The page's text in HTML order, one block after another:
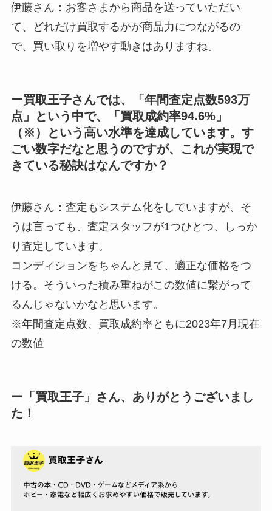
伊藤さん：お客さまから商品を送っていただい
て、どれだけ買取するかが商品力につながるの
で、買い取りを増やす動きはありますね。
ー買取王子さんでは、「年間査定点数593万
点」という中で、「買取成約率94.6%」
（※）という高い水準を達成しています。す
ごい数字だなと思うのですが、これが実現で
きている秘訣はなんですか？
伊藤さん：査定もシステム化をしていますが、そ
うは言っても、査定スタッフが1つひとつ、しっか
り査定しています。
コンディションをちゃんと見て、適正な価格をつ
ける。そういった積み重ねがこの数値に繋がって
るんじゃないかなと思います。
※年間査定点数、買取成約率ともに2023年7月現在
の数値
ー「買取王子」さん、ありがとうございまし
た！